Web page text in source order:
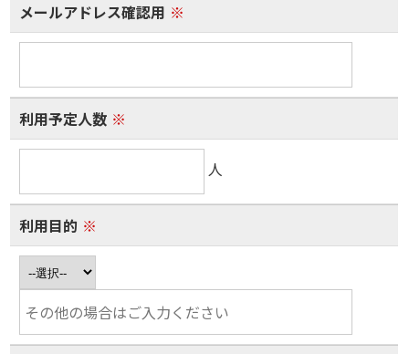
メールアドレス確認用 ※
利用予定人数 ※
人
利用目的 ※